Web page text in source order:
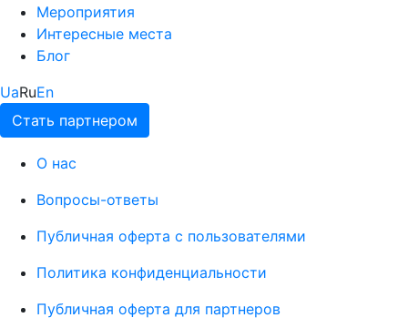
Мероприятия
Интересные места
Блог
UaRuEn
Стать партнером
О нас
Вопросы-ответы
Публичная оферта с пользователями
Политика конфиденциальности
Публичная оферта для партнеров